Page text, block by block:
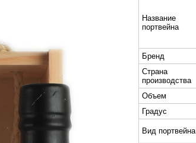
Название
портвейна
Бренд
Страна
производства
Объем
Градус
Вид портвейна